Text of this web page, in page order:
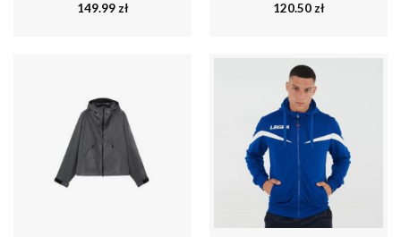
149.99zł 120.50zł